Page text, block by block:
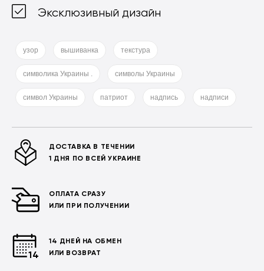
Эксклюзивный дизайн
узор вышиванка текстура
символика Украины . символы Украины
символ Украины патриот надпись надписи
ДОСТАВКА В ТЕЧЕНИИ
1 ДНЯ ПО ВСЕЙ УКРАИНЕ
ОПЛАТА СРАЗУ
ИЛИ ПРИ ПОЛУЧЕНИИ
14 ДНЕЙ НА ОБМЕН
ИЛИ ВОЗВРАТ